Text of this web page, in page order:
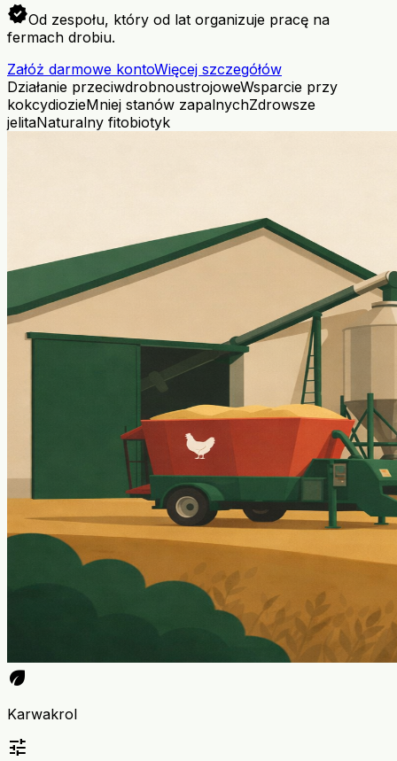
verifiedOd zespołu, który od lat organizuje pracę na
fermach drobiu.
Załóż darmowe kontoWięcej szczegółów
Działanie przeciwdrobnoustrojoweWsparcie przy
kokcydiozieMniej stanów zapalnychZdrowsze
jelitaNaturalny fitobiotyk
eco
Karwakrol
tune